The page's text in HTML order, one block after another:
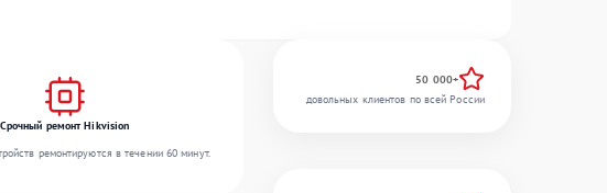
Срочный ремонт Hikvision
ремонтируются в течении 60 минут.
50 000+
довольных клиентов по всей России